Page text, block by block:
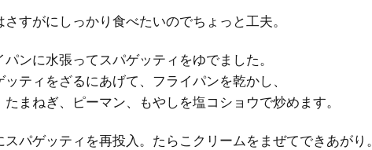
さすがにしっかり食べたいのでちょっと工夫。
パンに水張ってスパゲッティをゆでました。
ッティをざるにあげて、フライパンを乾かし、
たまねぎ、ピーマン、もやしを塩コショウで炒めます。
スパゲッティを再投入。たらこクリームをまぜてできあがり。